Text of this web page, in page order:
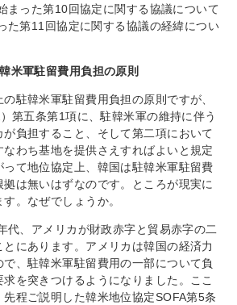
まった第10回協定に関する協議について
た第11回協定に関する協議の経緯につい
米軍駐留費用負担の原則
駐韓米軍駐留費用負担の原則ですが、
第五条第1項に、駐韓米軍の維持に伴う
負担すること、そして第二項において
わち基地を提供さえすればよいと規定
て地位協定上、韓国は駐韓米軍駐留費
は無いはずなのです。ところが現実に
。なぜでしょうか。
代、アメリカが財政赤字と貿易赤字の二
にあります。アメリカは韓国の経済力
、駐韓米軍駐留費用の一部について負
を突きつけるようになりました。ここ
程ご説明した韓米地位協定SOFA第5条